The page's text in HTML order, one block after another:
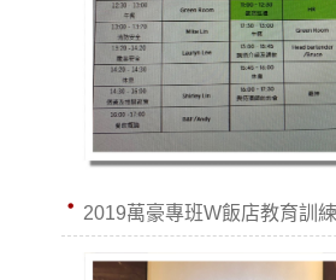
2019萬豪專班W飯店教育訓